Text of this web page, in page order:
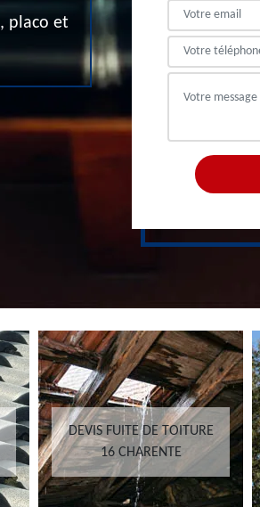
placo et
DEVIS FUITE DE TOITURE
16 CHARENTE